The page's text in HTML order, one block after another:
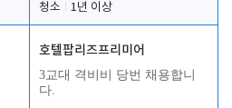
청소
1년 이상
호텔팝리즈프리미어
3교대 격비비 당번 채용합니
다.